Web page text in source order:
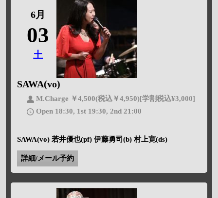
6月
03
土
SAWA(vo)
M.Charge ￥4,500(税込￥4,950)[学割税込¥3,000]
Open 18:30, 1st 19:30, 2nd 21:00
SAWA(vo) 若井優也(pf) 伊藤勇司(b) 村上寛(ds)
詳細/メール予約